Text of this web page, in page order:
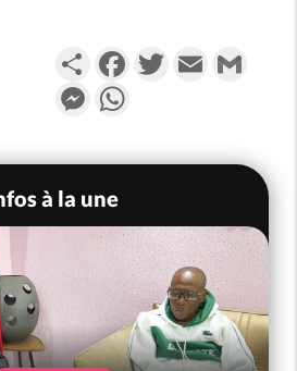
PartagerFacebookTwitterEmail
Messenger
à la une